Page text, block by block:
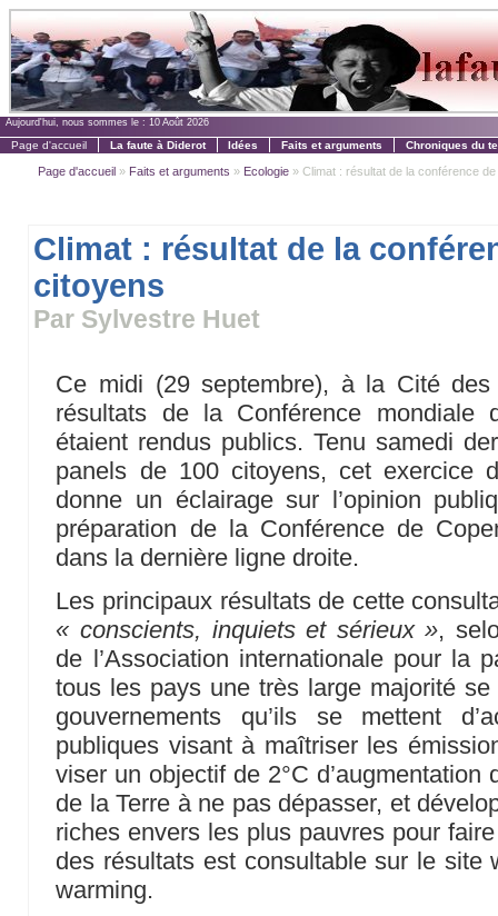
Aujourd'hui, nous sommes le : 10 Août 2026
Page d'accueil La faute à Diderot Idées Faits et arguments Chroniques du
Page d'accueil » Faits et arguments » Ecologie » Climat : résultat de la conférence
Climat : résultat de la
citoyens
Par Sylvestre Huet
Ce midi (29 septembre), à la Cité
résultats de la Conférence mondiale
étaient rendus publics. Tenu samedi
panels de 100 citoyens, cet exercice
donne un éclairage sur l’opinion
préparation de la Conférence de
dans la dernière ligne droite.
Les principaux résultats de cette
« conscients, inquiets et sérieux »,
de l’Association internationale pour la
tous les pays une très large majorité
gouvernements qu’ils se mettent
publiques visant à maîtriser les
viser un objectif de 2°C d’augmentation
de la Terre à ne pas dépasser, et
riches envers les plus pauvres pour
des résultats est consultable sur le site
warming.